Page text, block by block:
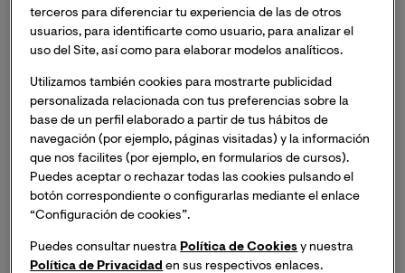
instituciones de enseñanza de grado superior de países
de habla hispana que en octubre de 2017 tomó la forma
jurídica de Asociación. Todos los integrantes del
SICELE,junto con el Instituto Cervantes, se
comprometen, en un esfuerzo conjunto, a la
armonización, la transparencia y la coherencia en el
reconocimiento mutuo del dominio de la lengua
española como lengua extranjera.
terceros para diferenciar tu experiencia de las de otros
usuarios, para identificarte como usuario, para analizar el
uso del Site, así como para elaborar modelos analíticos.
Utilizamos también cookies para mostrarte publicidad
personalizada relacionada con tus preferencias sobre la
base de un perfil elaborado a partir de tus hábitos de
navegación (por ejemplo, páginas visitadas) y la información
que nos facilites (por ejemplo, en formularios de cursos).
Puedes aceptar o rechazar todas las cookies pulsando el
botón correspondiente o configurarlas mediante el enlace
“Configuración de cookies”.
Puedes consultar nuestra Política de Cookies y nuestra
Política de Privacidad en sus respectivos enlaces.